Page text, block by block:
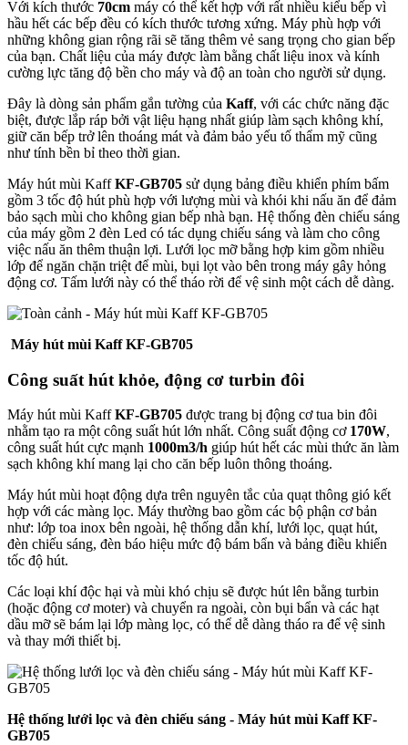
Với kích thước 70cm máy có thể kết hợp với rất nhiều kiểu bếp vì
hầu hết các bếp đều có kích thước tương xứng. Máy phù hợp với
những không gian rộng rãi sẽ tăng thêm vẻ sang trọng cho gian bếp
của bạn. Chất liệu của máy được làm bằng chất liệu inox và kính
cường lực tăng độ bền cho máy và độ an toàn cho người sử dụng.
Đây là dòng sản phẩm gắn tường của Kaff, với các chức năng đặc
biệt, được lắp ráp bởi vật liệu hạng nhất giúp làm sạch không khí,
giữ căn bếp trở lên thoáng mát và đảm bảo yếu tố thẩm mỹ cũng
như tính bền bỉ theo thời gian.
Máy hút mùi KaffKF-GB705 sử dụng bảng điều khiển phím bấm
gồm 3 tốc độ hút phù hợp với lượng mùi và khói khi nấu ăn để đảm
bảo sạch mùi cho không gian bếp nhà bạn. Hệ thống đèn chiếu sáng
của máy gồm 2 đèn Led có tác dụng chiếu sáng và làm cho công
việc nấu ăn thêm thuận lợi. Lưới lọc mỡ bằng hợp kim gồm nhiều
lớp để ngăn chặn triệt để mùi, bụi lọt vào bên trong máy gây hỏng
động cơ. Tấm lưới này có thể tháo rời để vệ sinh một cách dễ dàng.
Máy hút mùi Kaff KF-GB705
Công suất hút khỏe, động cơ turbin đôi
Máy hút mùi KaffKF-GB705 được trang bị động cơ tua bin đôi
nhằm tạo ra một công suất hút lớn nhất. Công suất động cơ 170W,
công suất hút cực mạnh 1000m3/h giúp hút hết các mùi thức ăn làm
sạch không khí mang lại cho căn bếp luôn thông thoáng.
Máy hút mùi hoạt động dựa trên nguyên tắc của quạt thông gió kết
hợp với các màng lọc. Máy thường bao gồm các bộ phận cơ bản
như: lớp toa inox bên ngoài, hệ thống dẫn khí, lưới lọc, quạt hút,
đèn chiếu sáng, đèn báo hiệu mức độ bám bẩn và bảng điều khiển
tốc độ hút.
Các loại khí độc hại và mùi khó chịu sẽ được hút lên bằng turbin
(hoặc động cơ moter) và chuyển ra ngoài, còn bụi bẩn và các hạt
dầu mỡ sẽ bám lại lớp màng lọc, có thể dễ dàng tháo ra để vệ sinh
và thay mới thiết bị.
Hệ thống lưới lọc và đèn chiếu sáng - Máy hút mùi Kaff KF-
GB705